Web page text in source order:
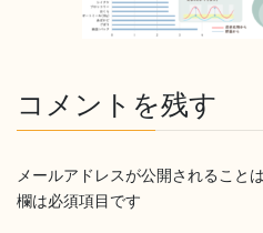
コメントを残す
メールアドレスが公開されること
欄は必須項目です